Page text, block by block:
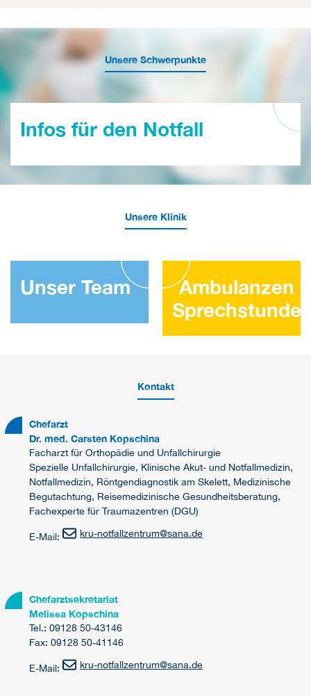
Unsere Schwerpunkte
Infos für den Notfall
Unsere Klinik
Unser Team
Ambulanzen
Kontakt
Chefarzt
Dr. med. Carsten Kopschina
Facharzt für Orthopädie und Unfallchirurgie
Spezielle Unfallchirurgie, Klinische Akut- und Notfallmedizin,
Notfallmedizin, Röntgendiagnostik am Skelett, Medizinische
Begutachtung, Reisemedizinische Gesundheitsberatung,
Fachexperte für Traumazentren (DGU)
E-Mail: kru-notfallzentrum@sana.de
Chefarztsekretariat
Melissa Kopschina
Tel.: 09128 50-43146
Fax: 09128 50-41146
E-Mail: kru-notfallzentrum@sana.de